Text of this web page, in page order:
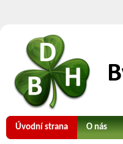
Úvodní strana O nás